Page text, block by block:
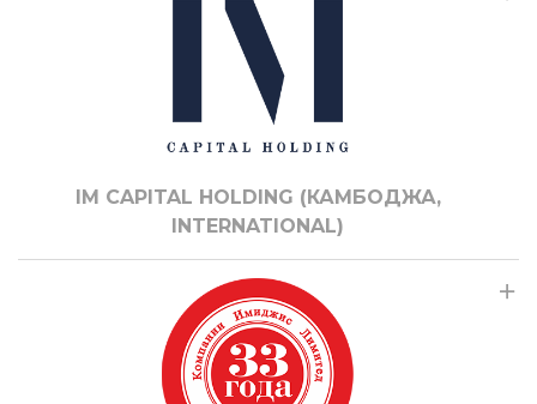
IM CAPITAL HOLDING (КАМБОДЖА,
INTERNATIONAL)